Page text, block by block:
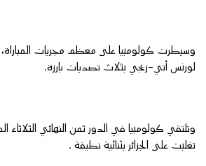
وسيطرت كولومبيا على معظم مجريات
لورنس أتي-زيجي بثلاث تصديات بارزة.
وتلتقي كولومبيا في الدور ثمن النهائي الثلاثاء
تغلبت على الجزائر بثنائية نظيفة .